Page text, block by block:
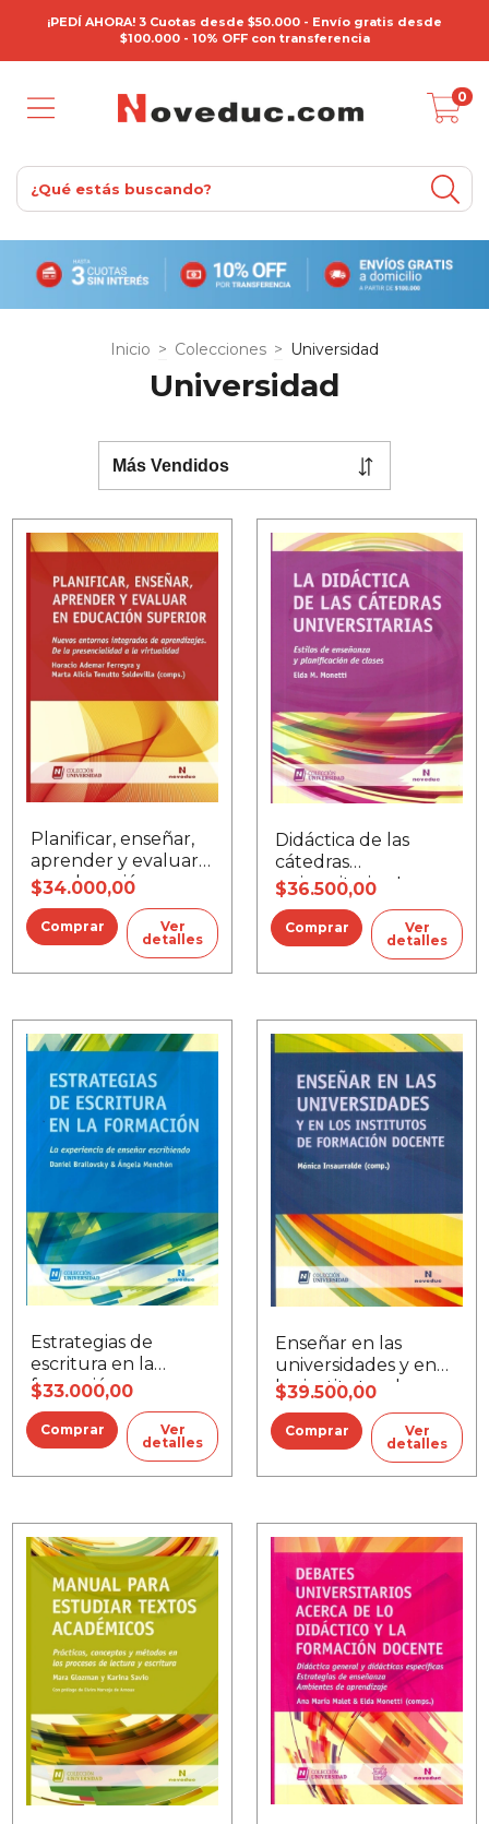
¡PEDÍ AHORA! 3 Cuotas desde $50.000 - Envío gratis desde
$100.000 - 10% OFF con transferencia
0
Inicio > Colecciones > Universidad
Universidad
Planificar, enseñar,
aprender y evaluar
en educación
superior
$34.000,00
Ver
detalles
Didáctica de las
cátedras
universitarias, La
$36.500,00
Ver
detalles
Estrategias de
escritura en la
formación
$33.000,00
Ver
detalles
Enseñar en las
universidades y en
los institutos de
formación docente
$39.500,00
Ver
detalles